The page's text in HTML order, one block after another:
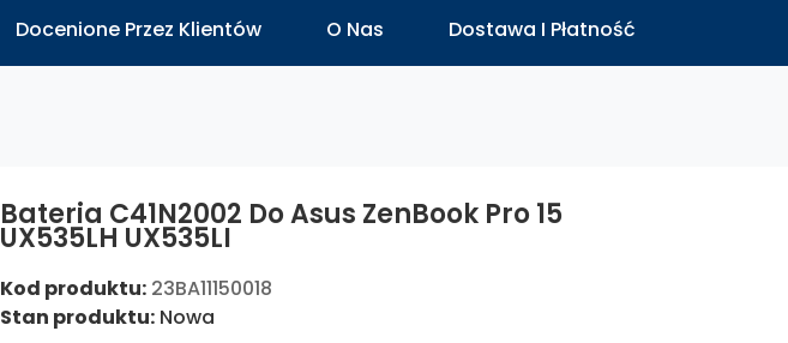
Docenione Przez Klientów O Nas Dostawa I Płatność
Bateria C41N2002 Do Asus ZenBook Pro 15
UX535LH UX535LI
Kod produktu: 23BA11150018
Stan produktu: Nowa